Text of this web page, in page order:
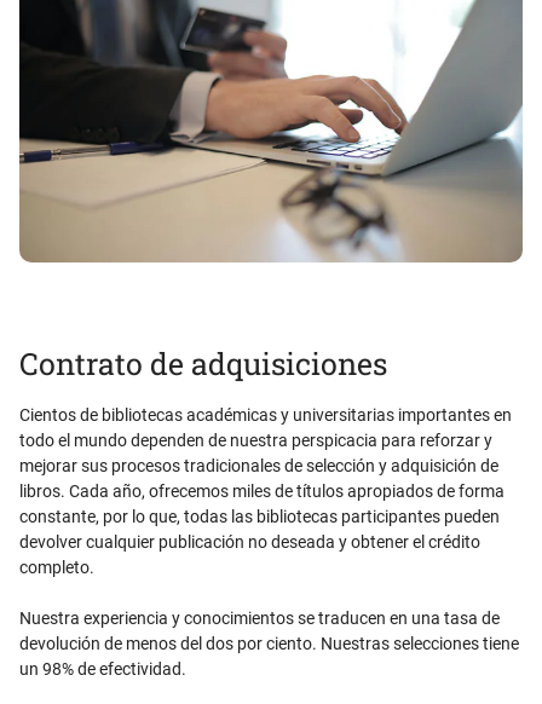
Contrato de adquisiciones
Cientos de bibliotecas académicas y universitarias importantes en
todo el mundo dependen de nuestra perspicacia para reforzar y
mejorar sus procesos tradicionales de selección y adquisición de
libros. Cada año, ofrecemos miles de títulos apropiados de forma
constante, por lo que, todas las bibliotecas participantes pueden
devolver cualquier publicación no deseada y obtener el crédito
completo.
Nuestra experiencia y conocimientos se traducen en una tasa de
devolución de menos del dos por ciento. Nuestras selecciones tiene
un 98% de efectividad.